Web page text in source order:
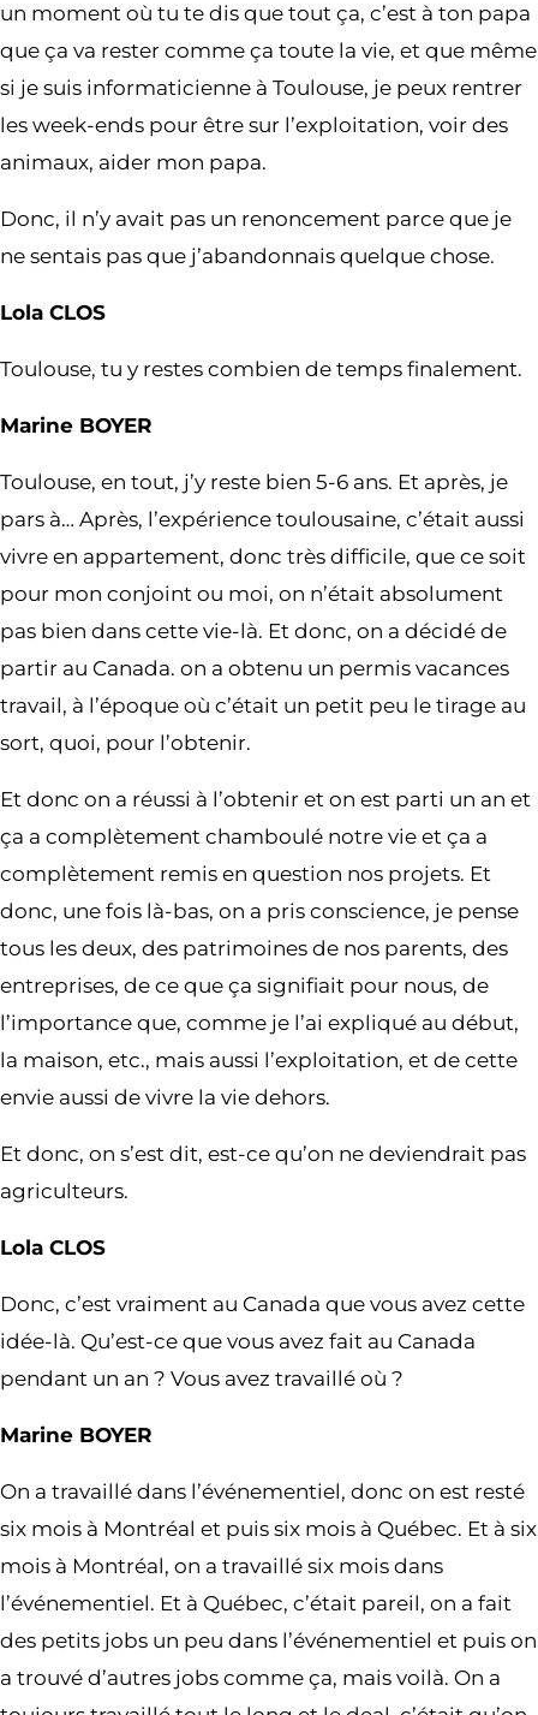
un moment où tu te dis que tout ça, c’est à ton papa
que ça va rester comme ça toute la vie, et que même
si je suis informaticienne à Toulouse, je peux rentrer
les week-ends pour être sur l’exploitation, voir des
animaux, aider mon papa.
Donc, il n’y avait pas un renoncement parce que je
ne sentais pas que j’abandonnais quelque chose.
Lola CLOS
Toulouse, tu y restes combien de temps finalement.
Marine BOYER
Toulouse, en tout, j’y reste bien 5-6 ans. Et après, je
pars à… Après, l’expérience toulousaine, c’était aussi
vivre en appartement, donc très difficile, que ce soit
pour mon conjoint ou moi, on n’était absolument
pas bien dans cette vie-là. Et donc, on a décidé de
partir au Canada. on a obtenu un permis vacances
travail, à l’époque où c’était un petit peu le tirage au
sort, quoi, pour l’obtenir.
Et donc on a réussi à l’obtenir et on est parti un an et
ça a complètement chamboulé notre vie et ça a
complètement remis en question nos projets. Et
donc, une fois là-bas, on a pris conscience, je pense
tous les deux, des patrimoines de nos parents, des
entreprises, de ce que ça signifiait pour nous, de
l’importance que, comme je l’ai expliqué au début,
la maison, etc., mais aussi l’exploitation, et de cette
envie aussi de vivre la vie dehors.
Et donc, on s’est dit, est-ce qu’on ne deviendrait pas
agriculteurs.
Lola CLOS
Donc, c’est vraiment au Canada que vous avez cette
idée-là. Qu’est-ce que vous avez fait au Canada
pendant un an ? Vous avez travaillé où ?
Marine BOYER
On a travaillé dans l’événementiel, donc on est resté
six mois à Montréal et puis six mois à Québec. Et à six
mois à Montréal, on a travaillé six mois dans
l’événementiel. Et à Québec, c’était pareil, on a fait
des petits jobs un peu dans l’événementiel et puis on
a trouvé d’autres jobs comme ça, mais voilà. On a